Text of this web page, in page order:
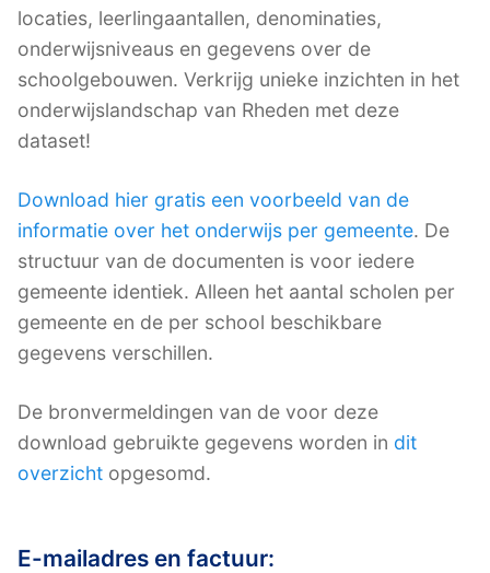
locaties, leerlingaantallen, denominaties,
onderwijsniveaus en gegevens over de
schoolgebouwen. Verkrijg unieke inzichten in het
onderwijslandschap van Rheden met deze
dataset!
Download hier gratis een voorbeeld van de
informatie over het onderwijs per gemeente. De
structuur van de documenten is voor iedere
gemeente identiek. Alleen het aantal scholen per
gemeente en de per school beschikbare
gegevens verschillen.
De bronvermeldingen van de voor deze
download gebruikte gegevens worden in dit
overzicht opgesomd.
E-mailadres en factuur: